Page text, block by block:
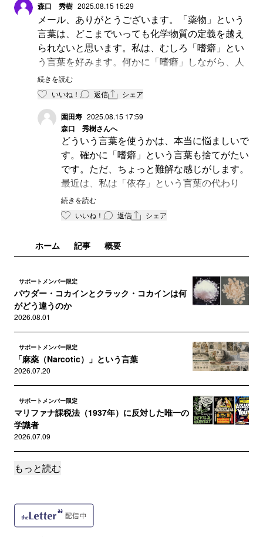
森口 秀樹 2025.08.15 15:29
メール、ありがとうございます。「薬物」という
言葉は、どこまでいっても化学物質の定義を越え
られないと思います。私は、むしろ「嗜癖」とい
う言葉を好みます。何かに「嗜癖」しながら、人
は生きていくのではないでしょうか。
続きを読む
いいね！
返信 シェア
園田寿 2025.08.15 17:59
森口 秀樹さんへ
どういう言葉を使うかは、本当に悩ましいで
す。確かに「嗜癖」という言葉も捨てがたい
です。ただ、ちょっと難解な感じがします。
最近は、私は「依存」という言葉の代わり
に、「使用障害」とか「誤用」といった言葉
はどうかと思っています。
続きを読む
いいね！
返信 シェア
ホーム 記事 概要
サポートメンバー限定
パウダー・コカインとクラック・コカインは何
がどう違うのか
2026.08.01
サポートメンバー限定
「麻薬（Narcotic）」という言葉
2026.07.20
サポートメンバー限定
マリファナ課税法（1937年）に反対した唯一の
学識者
2026.07.09
サポートメンバー限定
サポートメンバー限定
もっと読む